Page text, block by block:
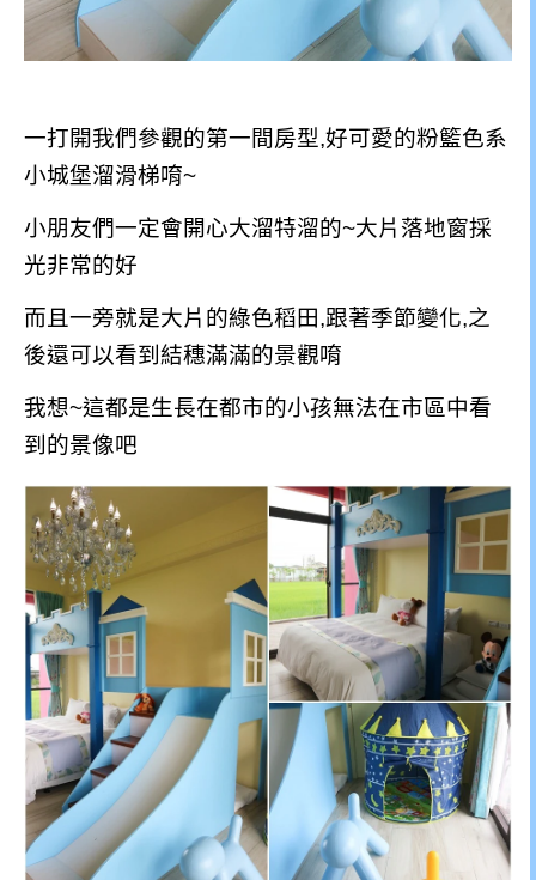
一打開我們參觀的第一間房型,好可愛的粉籃色系
小城堡溜滑梯唷~
小朋友們一定會開心大溜特溜的~大片落地窗採
光非常的好
而且一旁就是大片的綠色稻田,跟著季節變化,之
後還可以看到結穗滿滿的景觀唷
我想~這都是生長在都市的小孩無法在市區中看
到的景像吧